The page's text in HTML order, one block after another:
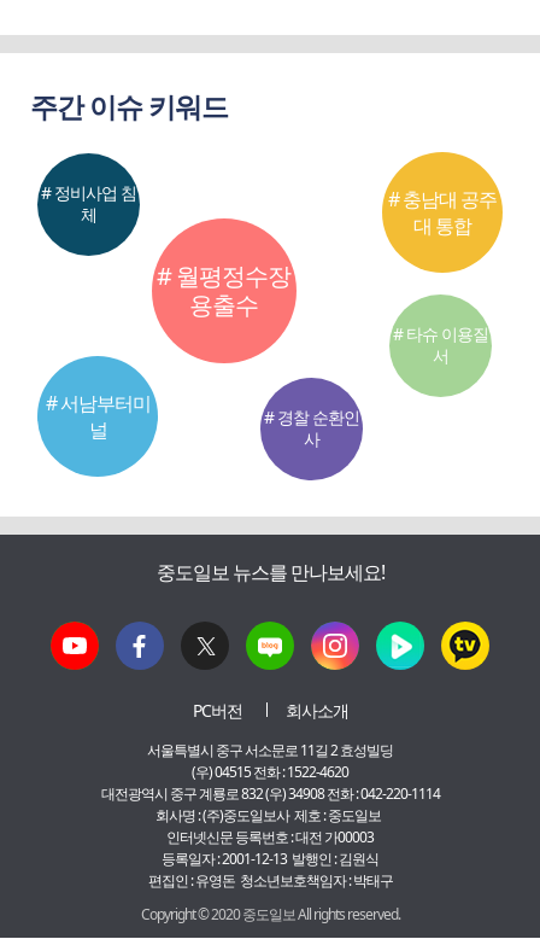
주간 이슈 키워드
# 월평정수장
용출수
# 서남부터미
널
# 충남대 공주
대 통합
# 정비사업 침
체
# 경찰 순환인
사
# 타슈 이용질
서
중도일보 뉴스를 만나보세요!
PC버전 회사소개
서울특별시 중구 서소문로 11길 2 효성빌딩
(우) 04515 전화 : 1522-4620
대전광역시 중구 계룡로 832 (우) 34908 전화 : 042-220-1114
회사명 : (주)중도일보사 제호 : 중도일보
인터넷신문 등록번호 : 대전 가00003
등록일자 : 2001-12-13 발행인 : 김원식
편집인 : 유영돈 청소년보호책임자 : 박태구
Copyright © 2020 중도일보 All rights reserved.